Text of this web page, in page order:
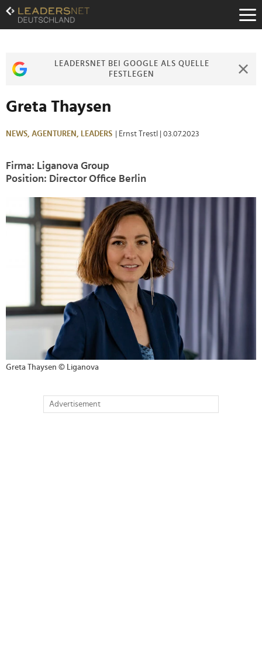
Zum
Inhalt
Zur
Zur
LEADERSNET BEI GOOGLE ALS QUELLE
FESTLEGEN
Greta Thaysen
NEWS, AGENTUREN, LEADERS | Ernst Trestl | 03.07.2023
Firma: Liganova Group
Position: Director Office Berlin
Greta Thaysen © Liganova
Advertisement